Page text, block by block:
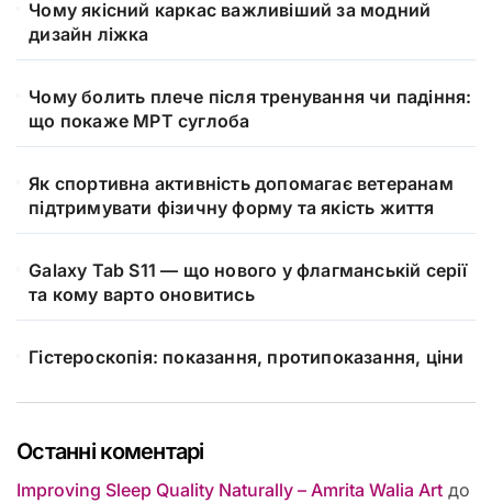
Чому якісний каркас важливіший за модний
дизайн ліжка
Чому болить плече після тренування чи падіння:
що покаже МРТ суглоба
Як спортивна активність допомагає ветеранам
підтримувати фізичну форму та якість життя
Galaxy Tab S11 — що нового у флагманській серії
та кому варто оновитись
Гістероскопія: показання, протипоказання, ціни
Останні коментарі
Improving Sleep Quality Naturally – Amrita Walia Art до